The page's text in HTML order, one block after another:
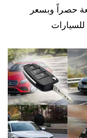
حصراً وبسعر
للسيارات